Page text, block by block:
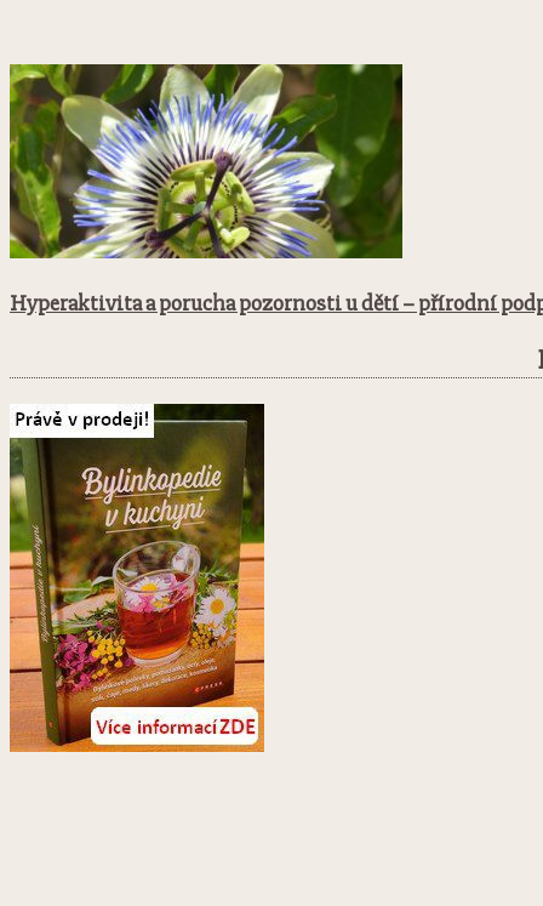
Hyperaktivita a porucha pozornosti u dětí – přírodní